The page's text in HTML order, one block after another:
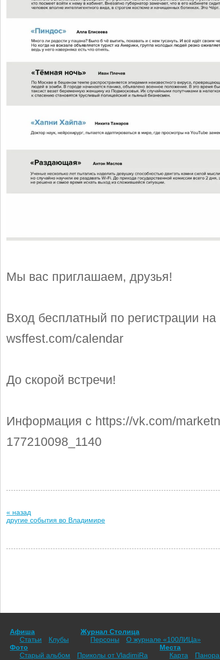
Мы вас приглашаем, друзья!
Вход бесплатный по регистрации на
wsffest.com/calendar
До скорой встречи!
Информация с https://vk.com/
177210098_1140
« назад
другие события во Владимире
Афиша
Статьи
Клубы
Журнал Столица
Персоны
О журнале «100ЛИЦа»
Фото
Старый альбом
Приколы от VladimiRа
Места
Карта